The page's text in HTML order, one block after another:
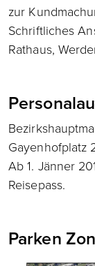
zur
Schriftliches
Rathaus,
Gayenhofplatz
Ab 1. Jänner
Reisepass.
Parken